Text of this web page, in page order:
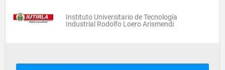
Instituto Universitario de Tecnología
Industrial Rodolfo Loero Arismendi